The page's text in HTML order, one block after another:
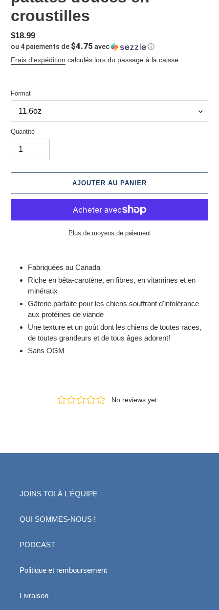
croustilles
Prix
normal
$18.99
ou 4 paiements de $4.75 avec
ⓘ
Frais d'expédition calculés lors du passage à la caisse.
Format
Quantité
AJOUTER AU PANIER
Plus de moyens de paiement
produit
panier
Fabriquées au Canada
Riche en bêta-carotène, en fibres, en vitamines et en
minéraux
Gâterie parfaite pour les chiens souffrant d'intolérance
aux protéines de viande
Une texture et un goût dont les chiens de toutes races,
de toutes grandeurs et de tous âges adorent!
Sans OGM
JOINS TOI À L'ÉQUIPE
QUI SOMMES-NOUS !
PODCAST
Politique et remboursement
Livraison